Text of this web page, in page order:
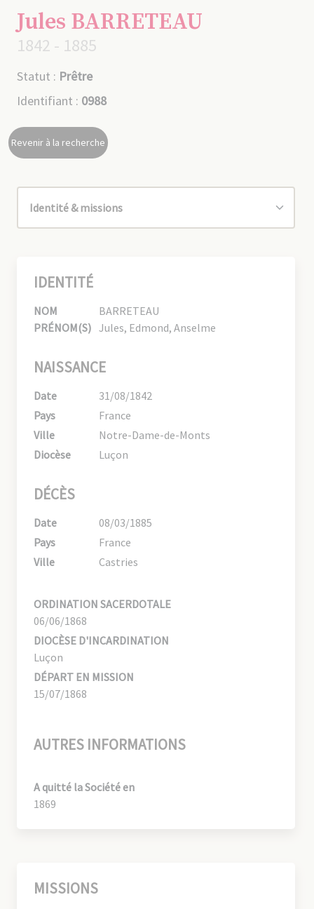
Jules BARRETEAU
1842 - 1885
Statut : Prêtre
Identifiant : 0988
Revenir à la recherche
IDENTITÉ
NOM
BARRETEAU
PRÉNOM(S) Jules, Edmond, Anselme
NAISSANCE
Date
31/08/1842
Pays
France
Ville
Notre-Dame-de-Monts
Diocèse
Luçon
DÉCÈS
Date
08/03/1885
Pays
France
Ville
Castries
ORDINATION SACERDOTALE
06/06/1868
DIOCÈSE D'INCARDINATION
Luçon
DÉPART EN MISSION
15/07/1868
AUTRES INFORMATIONS
A quitté la Société en
1869
MISSIONS